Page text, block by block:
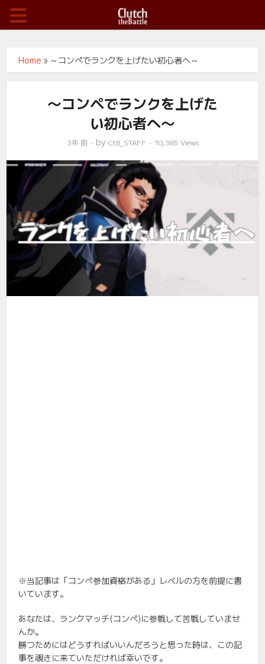
Home » ～コンペでランクを上げたい初心者へ～
～コンペでランクを上げた
い初心者へ～
3年 前 by CtB_STAFF 10,385 Views
※当記事は「コンペ参加資格がある」レベルの方を前提に書
いています。
あなたは、ランクマッチ(コンペ)に参戦して苦戦していませ
んか。
勝つためにはどうすればいいんだろうと思った時は、この記
事を覗きに来ていただければ幸いです。